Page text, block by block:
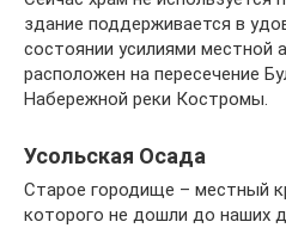
здание поддерживается в
состоянии усилиями местной
расположен на пересечение
Набережной реки Костромы.
Усольская Осада
Старое городище – местный
которого не дошли до наших